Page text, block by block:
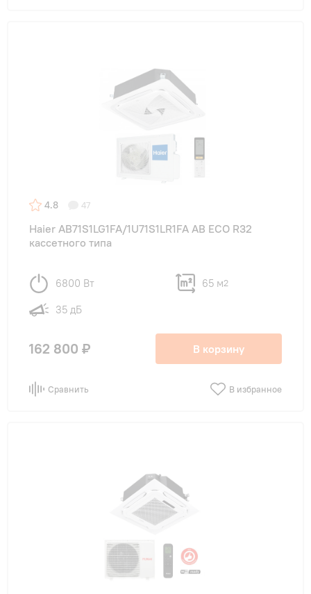
4.8 47
Haier AB71S1LG1FA/1U71S1LR1FA АB ECO R32
кассетного типа
6800 Вт 65 м2
35 дБ
162 800 ₽ В корзину
Сравнить В избранное